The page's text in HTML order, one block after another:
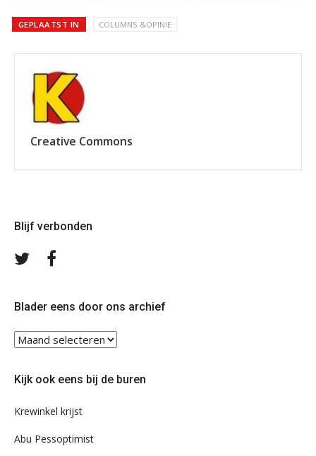
GEPLAATST IN COLUMNS &OPINIE
Creative Commons
Blijf verbonden
Volg
Blader eens door ons archief
Blader
eens
ons
Kijk ook eens bij de buren
Krewinkel krijst
Abu Pessoptimist